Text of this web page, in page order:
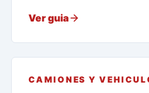
Ver guia
CAMIONES Y